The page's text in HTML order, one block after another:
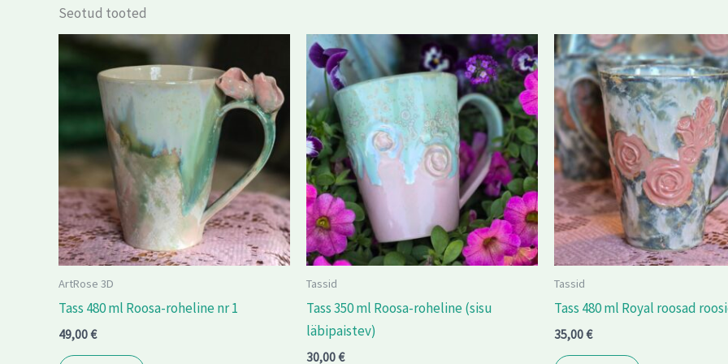
Seotud tooted
ArtRose 3D
Tass 480 ml Roosa-roheline nr 1
49,00€
Tassid
Tass 350 ml Roosa-roheline (sisu
läbipaistev)
30,00€
Tassid
Tass 480 ml Royal roosad
35,00€